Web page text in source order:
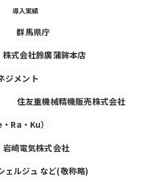
導入実績
群馬県庁
株式会社鈴廣蒲鉾本店
ジメント
住友重機械精機販売株式会社
Ra・Ku）
岩崎電気株式会社
ェルジュ など(敬称略)